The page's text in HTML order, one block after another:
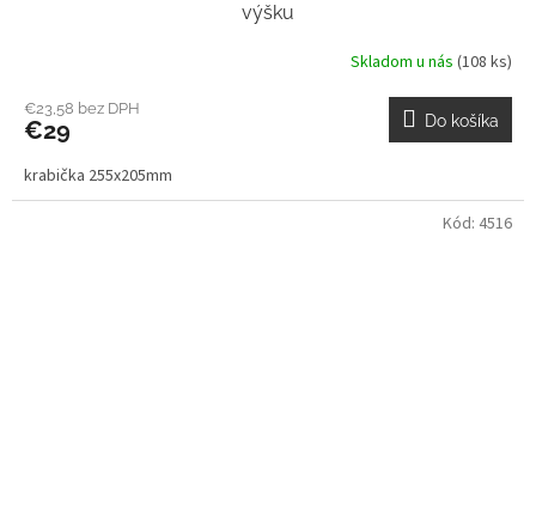
výšku
Skladom u nás (108 ks)
€23,58 bez DPH
€29 Do košíka
krabička 255x205mm
Kód: 4516